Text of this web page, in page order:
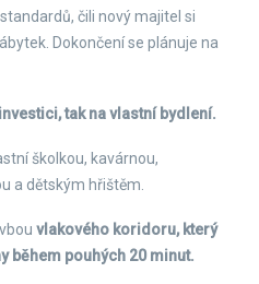
čili nový majitel si
Dokončení se plánuje na
tak na vlastní bydlení.
školkou, kavárnou,
a dětským hřištěm.
vlakového koridoru, který
během pouhých 20 minut.